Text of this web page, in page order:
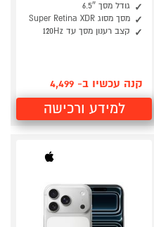
גודל מסך 6.5″
מסך מסוג Super Retina XDR
קצב רענון מסך עד 120Hz
קנה עכשיו ב- 4,499
למידע ורכישה